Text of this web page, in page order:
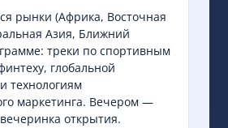
рынки (Африка, Восточная
Азия, Ближний
треки по спортивным
глобальной
технологиям
маркетинга. Вечером —
открытия.